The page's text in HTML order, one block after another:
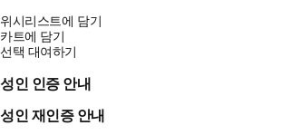
위시리스트에 담기
카트에 담기
선택 대여하기
성인 인증 안내
성인 재인증 안내